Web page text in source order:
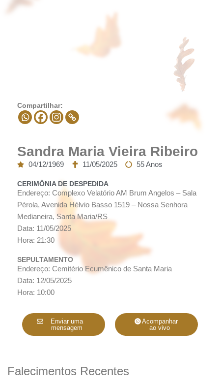
Compartilhar:
Sandra Maria Vieira Ribeiro
04/12/1969 11/05/2025 55 Anos
CERIMÔNIA DE DESPEDIDA
Endereço: Complexo Velatório AM Brum Angelos – Sala
Pérola, Avenida Hélvio Basso 1519 – Nossa Senhora
Medianeira, Santa Maria/RS
Data: 11/05/2025
Hora: 21:30
SEPULTAMENTO
Endereço: Cemitério Ecumênico de Santa Maria
Data: 12/05/2025
Hora: 10:00
Enviar uma
mensagem
Acompanhar
ao vivo
Falecimentos Recentes